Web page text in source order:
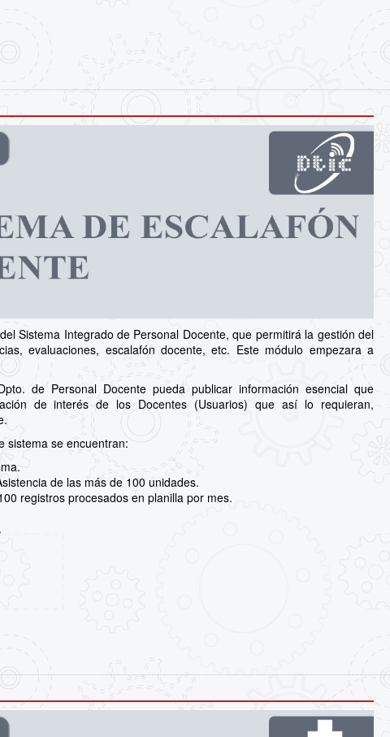
Sistema Integrado de Personal Docente, que permitirá la gestión del
evaluaciones, escalafón docente, etc. Este módulo empezara a
de Personal Docente pueda publicar información esencial que
de interés de los Docentes (Usuarios) que así lo requieran,
sistema se encuentran:
de las más de 100 unidades.
registros procesados en planilla por mes.